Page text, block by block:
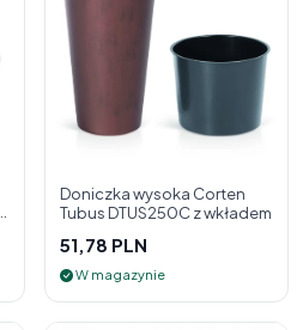
Doniczka wysoka Corten
Tubus DTUS250C z wkładem
51,78 PLN
W magazynie